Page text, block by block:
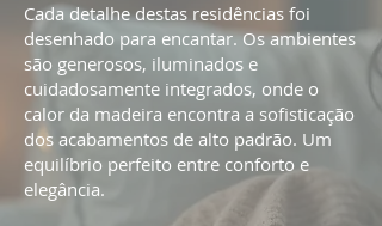
Cada detalhe destas residências foi
desenhado para encantar. Os ambientes
são generosos, iluminados e
cuidadosamente integrados, onde o
calor da madeira encontra a sofisticação
dos acabamentos de alto padrão. Um
equilíbrio perfeito entre conforto e
elegância.